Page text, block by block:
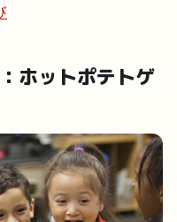
ホットポテトゲ